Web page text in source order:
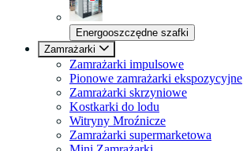
Energooszczędne szafki
Zamrażarki
Zamrażarki impulsowe
Pionowe zamrażarki ekspozycyjne
Zamrażarki skrzyniowe
Kostkarki do lodu
Witryny Mroźnicze
Zamrażarki supermarketowa